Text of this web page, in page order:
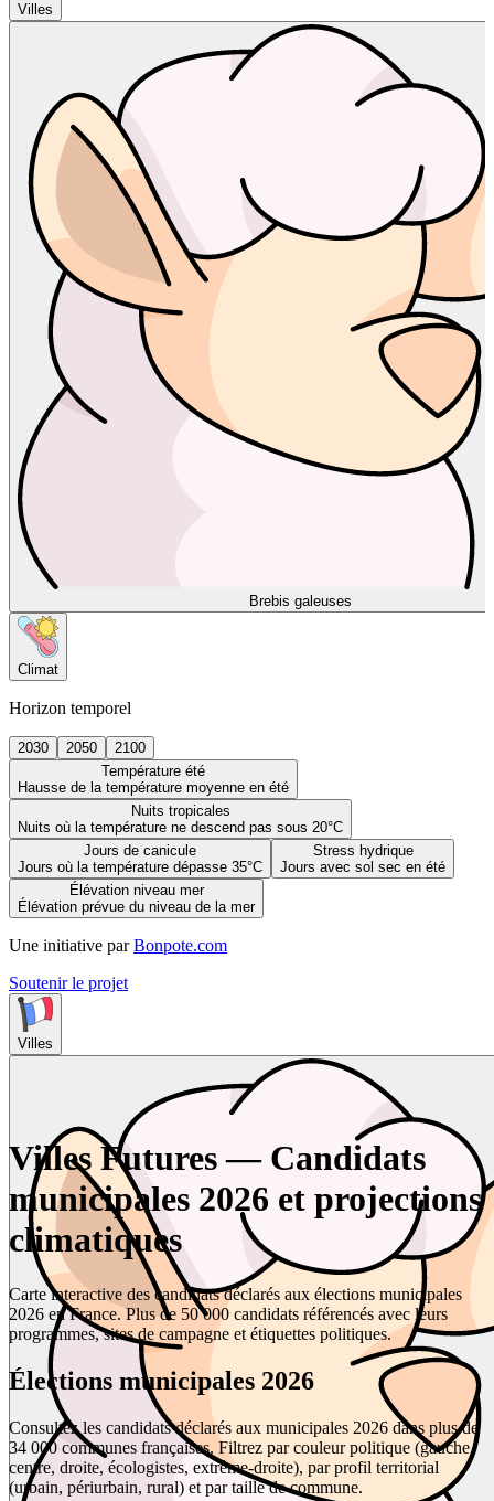
Villes
Brebis galeuses
Climat
Horizon temporel
2030 2050
2100
Température été
Hausse de la température moyenne en été
Nuits tropicales
Nuits où la température ne descend pas sous 20°C
Jours de canicule
Jours où la température dépasse 35°C
Stress hydrique
Jours avec sol sec en été
Élévation niveau mer
Élévation prévue du niveau de la mer
Une initiative par Bonpote.com
Soutenir le projet
Villes
Villes Futures — Candidats
municipales 2026 et projections
climatiques
Carte interactive des candidats déclarés aux élections municipales
2026 en France. Plus de 50 000 candidats référencés avec leurs
programmes, sites de campagne et étiquettes politiques.
Élections municipales 2026
Consultez les candidats déclarés aux municipales 2026 dans plus de
34 000 communes françaises. Filtrez par couleur politique (gauche,
centre, droite, écologistes, extrême-droite), par profil territorial
(urbain, périurbain, rural) et par taille de commune.